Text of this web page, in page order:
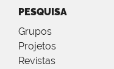
PESQUISA
Grupos
Projetos
Revistas